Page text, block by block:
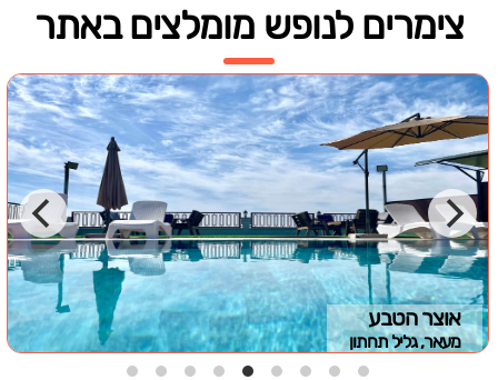
צימרים לנופש מומלצים באתר
אוצר הטבע
מעאר, גליל תחתון